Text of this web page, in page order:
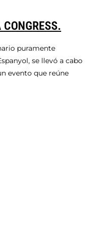
puramente
se llevó a cabo
evento que reúne